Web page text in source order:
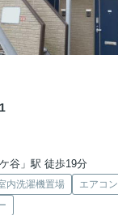
谷」駅 徒歩19分
内洗濯機置場 エアコン